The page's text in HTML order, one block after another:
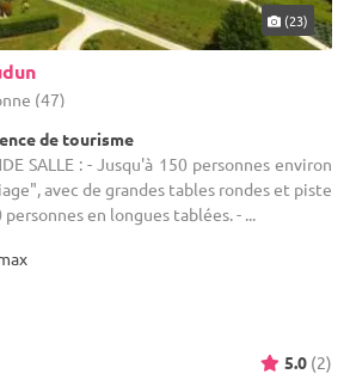
(23)
(47)
de tourisme
SALLE : - Jusqu'à 150 personnes environ
avec de grandes tables rondes et piste
personnes en longues tablées. - ...
5.0 (2)